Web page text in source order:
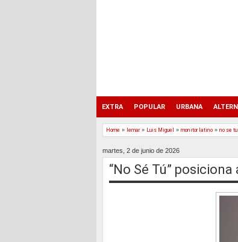
EXTRA POPULAR URBANA
Home » lemar» Luis Miguel » monitor latino » no se tu
martes, 2 de junio de 2026
“No Sé Tú”